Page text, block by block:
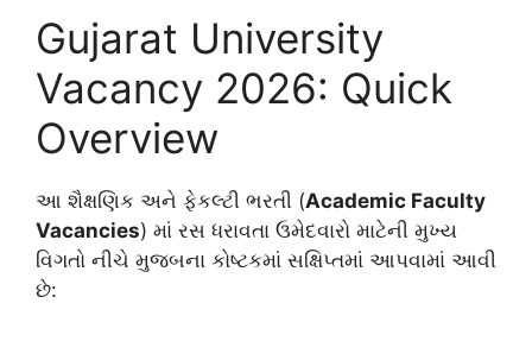
Gujarat University
Vacancy 2026: Quick
Overview
આ શૈક્ષણિક અને ફેકલ્ટી ભરતી (Academic Faculty
Vacancies) માં રસ ધરાવતા ઉમેદવારો માટેની મુખ્ય
વિગતો નીચે મુજબના કોષ્ટકમાં સક્ષિપ્તમાં આપવામાં આવી
છે: